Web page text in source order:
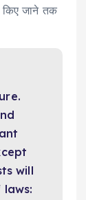
किए जाने तक
will